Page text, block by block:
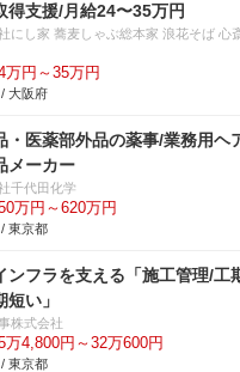
得支援/月給24〜35万円
にし家 蕎麦しゃぶ総本家 浪花そば 心
万円～35万円
大阪府
・医薬部外品の薬事/業務用ヘ
メーカー
千代田化学
万円～620万円
東京都
ンフラを支える「施工管理/工
短い」
株式会社
万4,800円～32万600円
東京都